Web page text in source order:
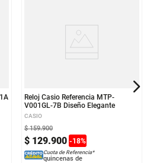
Reloj Casio Referencia MTP-
V001GL-7B Diseño Elegante
CASIO
$ 129.900 -18%
$ 159.900
Cuota de Referencia*
quincenas de